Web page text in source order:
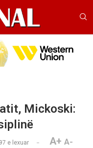
Mickoski:
e lexuar A+ A-